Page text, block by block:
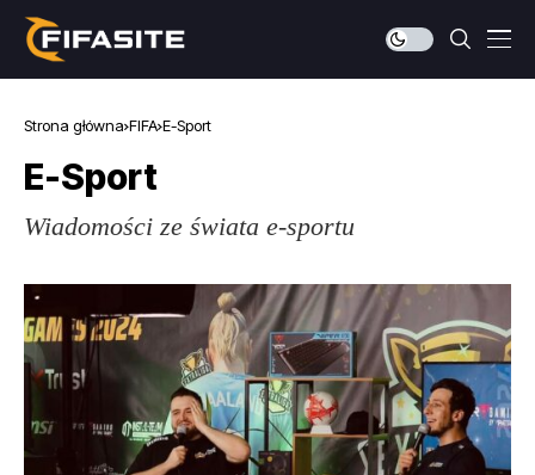
Strona główna FIFA E-Sport
E-Sport
Wiadomości ze świata e-sportu